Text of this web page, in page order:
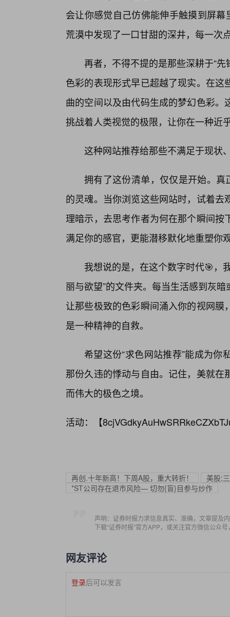
会让你感觉自己仿佛能伸手触摸到屏
荒漠中发现了一口甘甜的深井，每一次
再者，不得不提的是那些深耕于“
色彩的表现形式早已超越了现实。在
曲的空间以及由代码生成的梦幻色彩
挑战着人类视觉的极限，让你在一种近
这种网站推荐给那些不满足于现状
拥有了这份清单，仅仅是开始。真
的灵魂。当你浏览这些网站时，试着
理暗示，去思考作者为何在那个瞬间
满足你的感官，更能潜移默化地重塑你
我想说的是，在这个数字时代🎯，
丽与欲望”的文件夹。每当生活感到灰
让那些极致的色彩瞬间涌入你的视网
是一种精神的自救。
希望这份“求色网站推荐”能成为
那份久违的悸动与自由。记住，美就
而伟大的极色之境。
活动：【
再创.十年新高！下周A股，重大转折！
美股;
*ST公司存在退市风险— 切勿{盲}目参与炒作
声明：证券时报力求信息真实、准确，文章提及
下载“证券时报”官方APP，或关注官方微信公众
网友评论
登录后可以发言